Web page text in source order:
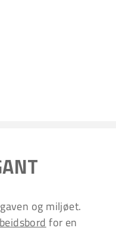
og miljøet.
for en